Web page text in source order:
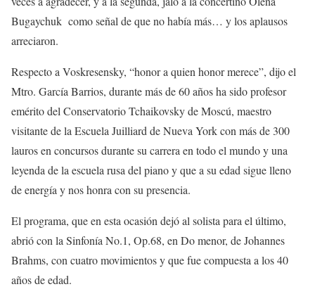
Bugaychuk como señal de que no había más… y los aplausos
arreciaron.
Respecto a Voskresensky, “honor a quien honor merece”, dijo el
Mtro. García Barrios, durante másde 60 años ha sido profesor
emérito del Conservatorio Tchaikovsky de Moscú, maestro
visitante de la Escuela Juilliard de Nueva York con más de 300
lauros en concursos durante su carrera en todo el mundo y una
leyendade la escuela rusa del piano y que a su edad sigue lleno
de energía y nos honra con su presencia.
El programa, que en esta ocasión dejó al solista para el último,
abrió conlaSinfonía No.1, Op.68, enDo menor, de Johannes
Brahms, con cuatro movimientosy que fue compuesta a los 40
años de edad.